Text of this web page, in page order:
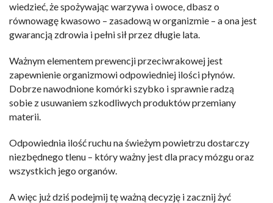
wiedzieć, że spożywając warzywa i owoce, dbasz o
równowagę kwasowo – zasadową w organizmie – a ona jest
gwarancją zdrowia i pełni sił przez długie lata.
Ważnym elementem prewencji przeciwrakowej jest
zapewnienie organizmowi odpowiedniej ilości płynów.
Dobrze nawodnione komórki szybko i sprawnie radzą
sobie z usuwaniem szkodliwych produktów przemiany
materii.
Odpowiednia ilość ruchu na świeżym powietrzu dostarczy
niezbędnego tlenu – który ważny jest dla pracy mózgu oraz
wszystkich jego organów.
A więc już dziś podejmij tę ważną decyzję i zacznij żyć